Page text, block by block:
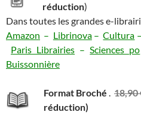
réduction)
Dans toutes les grandes e-
Amazon – Librinova–Cultura –
Paris Librairies –Sciences po
Buissonnière
Format Broché . 18,90
réduction)